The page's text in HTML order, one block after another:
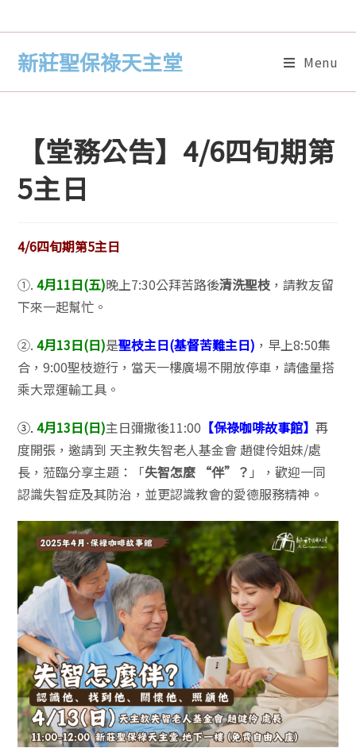
新莊聖保祿天主堂 Menu
【堂務公告】4/6四旬期第
5主日
4/6四旬期第5主日
①.4月11日(五)晚上7:30公拜苦路後清洗聖枝 ，請教友留
下來一起幫忙。
②.4月13日(日)是聖枝主日(基督苦難主日) ，早上8:50集
合，9:00聖枝遊行，當天一樓廣場不開放停車，請儘量搭
乘大眾運輸工具。
③. 4月13日(日)主日彌撒後11:00 【保祿咖啡故事館】再
度開張，邀請到 天主教失智老人基金會 趙健伶姐妹/處
長，蒞臨分享主題：「失智怎麼 “伴”？ 」，歡迎一同
認識失智症及其防治，並更認識教會的愛德服務精神。